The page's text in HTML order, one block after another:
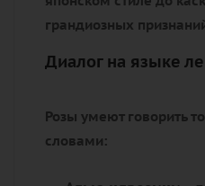
грандиозных
Диалог на языке
Розы умеют говорить
словами: